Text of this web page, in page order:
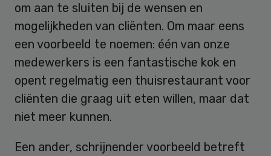
om aan te sluiten bij de wensen en
mogelijkheden van cliënten. Om maar eens
een voorbeeld te noemen: één van onze
medewerkers is een fantastische kok en
opent regelmatig een thuisrestaurant voor
cliënten die graag uit eten willen, maar dat
niet meer kunnen.
Een ander, schrijnender voorbeeld betreft